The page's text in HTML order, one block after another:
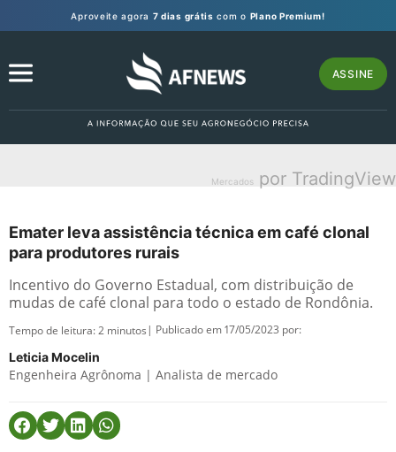
Aproveite agora 7 dias grátis com o Plano Premium!
ASSINE
Mercados por TradingView
Emater leva assistência técnica em café clonal
para produtores rurais
Incentivo do Governo Estadual, com distribuição de
mudas de café clonal para todo o estado de Rondônia.
Tempo de leitura:2 minutos | Publicado em 17/05/2023 por:
Leticia Mocelin
Engenheira Agrônoma | Analista de mercado